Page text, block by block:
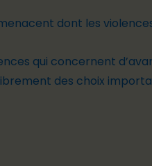
dont les
qui concernent
des choix